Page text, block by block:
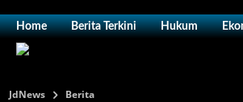
Home Berita Terkini Hukum
JdNews Berita